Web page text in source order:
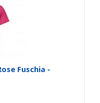
Fuschia -